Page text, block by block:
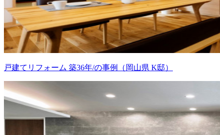
戸建てリフォーム 築36年/の事例（岡山県 K邸）